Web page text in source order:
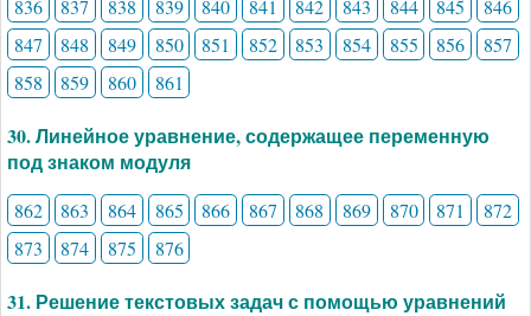
836 837 838 839 840 841 842 843 844 845
846
847
848 849 850 851 852 853 854 855 856
857
858
859 860 861
30. Линейное уравнение, содержащее переменную
под знаком модуля
862 863 864 865 866 867 868 869 870 871
872
873
874 875 876
31. Решение текстовых задач с помощью уравнений